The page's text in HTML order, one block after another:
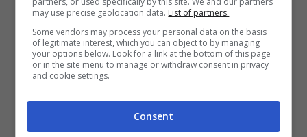
may use precise geolocation data. List of partners.
Some vendors may process your personal data on the basis
of legitimate interest, which you can object to by managing
your options below. Look for a link at the bottom of this page
or in the site menu to manage or withdraw consent in privacy
and cookie settings.
Consent